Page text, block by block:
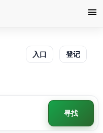
入口 登记
寻找